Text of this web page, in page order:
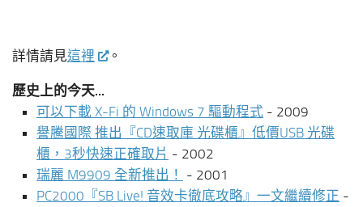
詳情請見這裡 。
歷史上的今天...
可以下載 X-Fi 的 Windows 7 驅動程式 - 2009
譽騰國際 推出『CD速取庫 光碟櫃』低價USB 光碟
櫃，3秒快速正確取片 - 2002
瑞麗 M9909 全新推出！ - 2001
PC2000『SB Live! 音效卡徹底攻略』一文繼續修正 -